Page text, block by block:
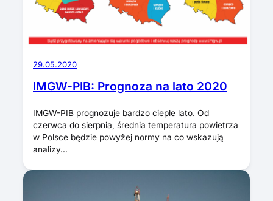
29.05.2020
IMGW-PIB: Prognoza na lato 2020
IMGW-PIB prognozuje bardzo ciepłe lato. Od
czerwca do sierpnia, średnia temperatura powietrza
w Polsce będzie powyżej normy na co wskazują
analizy…